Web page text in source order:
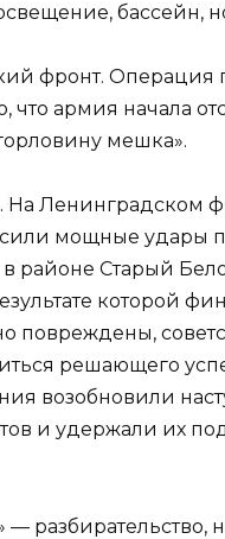
бассейн,
фронт. Операция
что армия начала
мешка».
На Ленинградском
мощные удары
районе Старый
которой
повреждены,
решающего
возобновили
и удержали их
разбирательство,